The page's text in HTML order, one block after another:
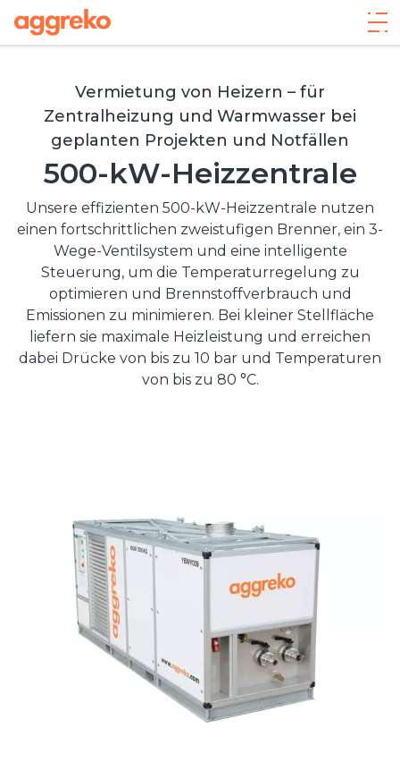
Vermietung von Heizern – für
Zentralheizung und Warmwasser bei
geplanten Projekten und Notfällen
500-kW-Heizzentrale
Unsere effizienten 500-kW-Heizzentrale nutzen
einen fortschrittlichen zweistufigen Brenner, ein 3-
Wege-Ventilsystem und eine intelligente
Steuerung, um die Temperaturregelung zu
optimieren und Brennstoffverbrauch und
Emissionen zu minimieren. Bei kleiner Stellfläche
liefern sie maximale Heizleistung und erreichen
dabei Drücke von bis zu 10 bar und Temperaturen
von bis zu 80 °C.